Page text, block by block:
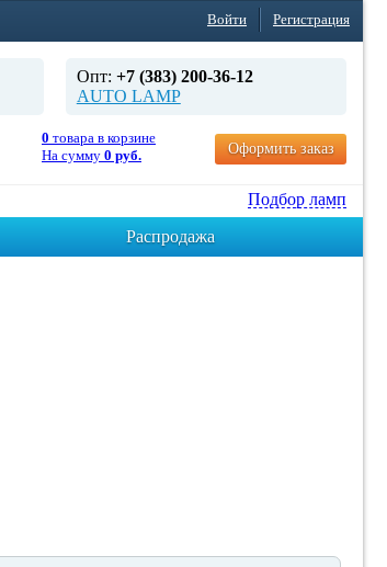
Войти Регистрация
Опт: +7 (383) 200-36-12
AUTO LAMP
0 товара в корзине
На сумму 0 руб. Оформить заказ
Подбор ламп
Распродажа